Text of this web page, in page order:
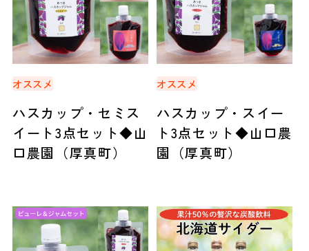
オススメ
ハスカップ・セミス
イート3点セット◆山
口農園（厚真町）
オススメ
ハスカップ・スイー
ト3点セット◆山口農
園（厚真町）